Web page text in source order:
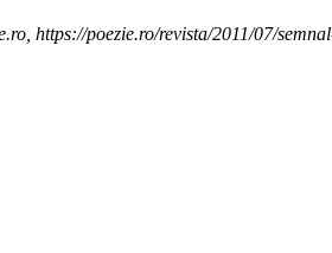
https://poezie.ro/revista/2011/07/